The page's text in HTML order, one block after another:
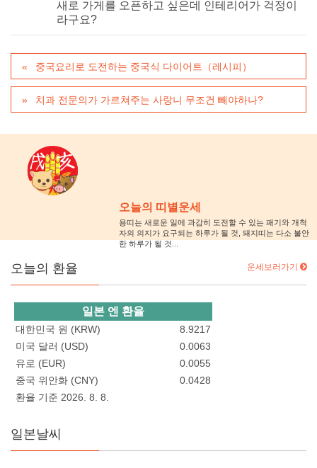
새로 가게를 오픈하고 싶은데 인테리어가 걱정이
라구요?
중국요리로 도전하는 중국식 다이어트（레시피）
치과 전문의가 가르쳐주는 사랑니 무조건 빼야하나?
오늘의 띠별운세
용띠는 새로운 일에 과감히 도전할 수 있는 패기와 개척
자의 의지가 요구되는 하루가 될 것, 돼지띠는 다소 불안
한 하루가 될 것...
운세보러가기
오늘의 환율
일본 엔 환율
대한민국 원 (KRW)
8.9217
미국 달러 (USD)
0.0063
유로 (EUR)
0.0055
중국 위안화 (CNY)
0.0428
환율 기준 2026. 8. 8.
일본날씨